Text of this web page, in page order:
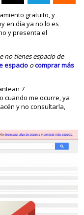
gratuito, y
en día ya no lo es
y presenta el
no tienes espacio de
espacio ocomprar más
7
cuando me ocurre, ya
y no consultarla,